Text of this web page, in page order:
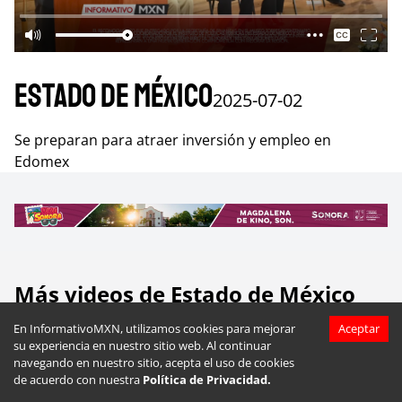
En InformativoMXN, utilizamos cookies para mejorar
su experiencia en nuestro sitio web. Al continuar
navegando en nuestro sitio, acepta el uso de cookies
de acuerdo con nuestra Política de Privacidad.
Aceptar
Estado de México2025-07-02
Se preparan para atraer inversión y empleo en
Edomex
Más videos de Estado de México